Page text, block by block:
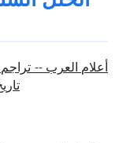
أعلام العرب --